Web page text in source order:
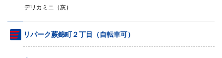
デリカミニ（灰）
リパーク蕨錦町２丁目（自転車可）